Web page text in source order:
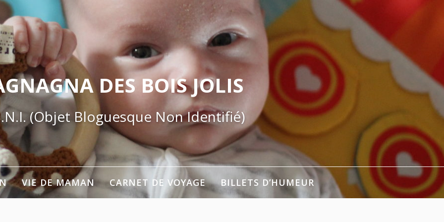
DES BOIS JOLIS
(Objet Bloguesque Non Identifié)
VIE DE MAMAN CARNET DE VOYAGE BILLETS D’HUMEUR